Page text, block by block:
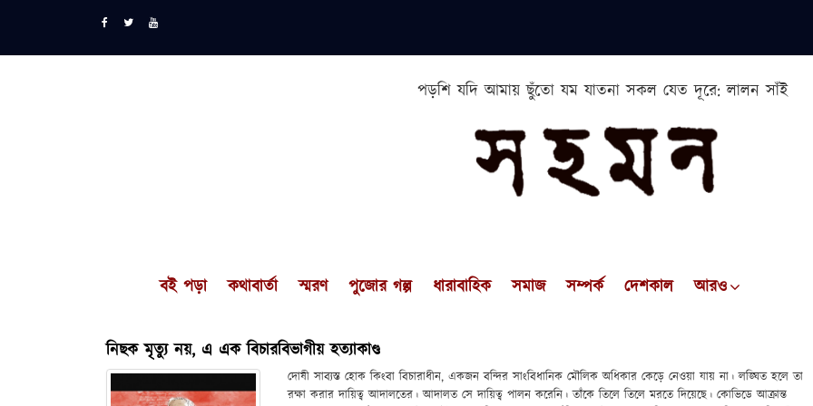
পড়শি যদি আমায় ছুঁতো যম যাতনা সকল যেত দূরে: লালন সাঁই
বই পড়া কথাবার্তা স্মরণ পুজোর গল্প ধারাবাহিক সমাজ সম্পর্ক দেশকাল আরও
নিছক মৃত্যু নয়, এ এক বিচারবিভাগীয় হত্যাকাণ্ড
দোষী সাব্যস্ত হোক কিংবা বিচারাধীন, একজন বন্দির সাংবিধানিক মৌলিক অধিকার কেড়ে নেওয়া যায় না। লঙ্ঘিত হলে তা
রক্ষা করার দায়িত্ব আদালতের। আদালত সে দায়িত্ব পালন করেনি। তাঁকে তিলে তিলে মরতে দিয়েছে। কোভিডে আক্রান্ত